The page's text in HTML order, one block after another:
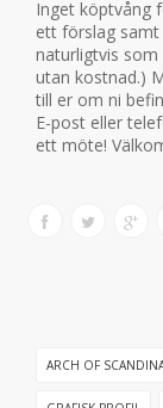
Inget köptvång
ett förslag samt
naturligtvis
utan kostnad.)
till er om ni
E-post eller
ett möte!
ARCH OF